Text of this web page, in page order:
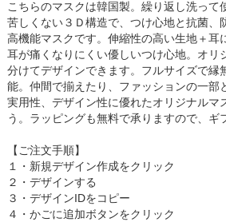
こちらのマスクは韓国製。繰り返し洗って
苦しくない３Ｄ構造で、つけ心地と抗菌、
高機能マスクです。伸縮性の高い生地＋耳
耳が痛くなりにくい優しいつけ心地。オリ
分けてデザインできます。フルサイズで縁
能。仲間で揃えたり、ファッションの一部
実用性、デザイン性に優れたオリジナルマ
う。ラッピングも無料で承りますので、ギ
【ご注文手順】
１・新規デザイン作成をクリック
２・デザインする
３・デザインIDをコピー
４・かごに追加ボタンをクリック